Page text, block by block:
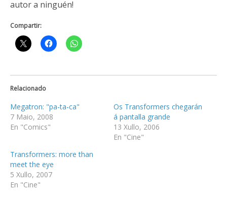
autor a ninguén!
Compartir:
Relacionado
Megatron: "pa-ta-ca"
7 Maio, 2008
En "Comics"
Os Transformers chegarán
á pantalla grande
13 Xullo, 2006
En "Cine"
Transformers: more than
meet the eye
5 Xullo, 2007
En "Cine"